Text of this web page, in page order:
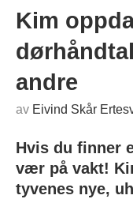
Kim
andre
av Eivind Skår
Hvis du finner
vær på vakt!
tyvenes nye,